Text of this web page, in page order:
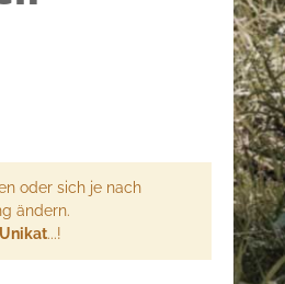
oder sich je nach
ändern.
...!